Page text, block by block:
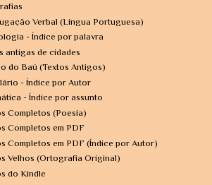
Verbal (Língua Portuguesa)
- Índice por palavra
antigas de cidades
do Baú (Textos Antigos)
- Índice por Autor
- Índice por assunto
Completos (Poesia)
Completos em PDF
Completos em PDF (Índice por Autor)
Velhos (Ortografia Original)
do Kindle